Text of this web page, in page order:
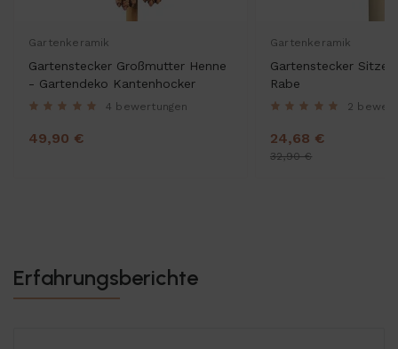
Gartenkeramik
Gartenstecker Großmutter Henne
- Gartendeko Kantenhocker
4 bewertungen
49,90 €
Gartenkeramik
Gartenstecker
Rabe
2
24,68 €
32,90 €
Erfahrungsberichte